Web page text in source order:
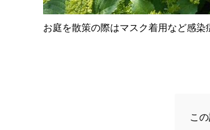
お庭を散策の際はマスク着用など感染
こ